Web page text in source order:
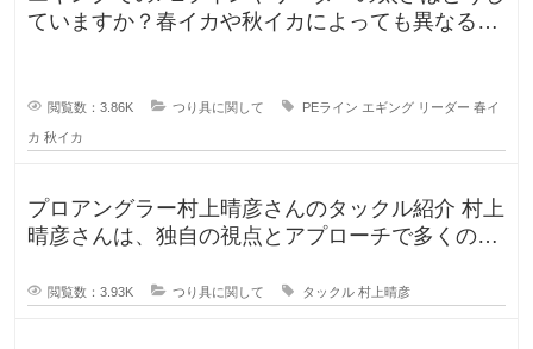
ていますか？春イカや秋イカによっても異なると
閲覧数：3.86K つり具に関して PEライン エギング リーダー 春イ
カ 秋イカ
プロアングラー村上晴彦さんのタックル紹介 村上
晴彦さんは、独自の視点とアプローチで多くのフ
閲覧数：3.93K つり具に関して タックル 村上晴彦